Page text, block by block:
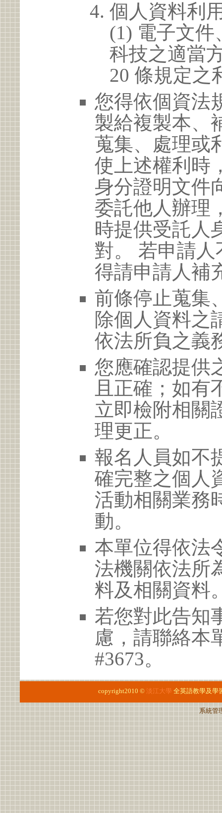
個人資料利
(1) 電子文
科技之適當
20 條規定之
您得依個資法
製給複製本、
蒐集、處理或
使上述權利時
身分證明文件
委託他人辦理
時提供受託人
對。 若申請
得請申請人補
前條停止蒐集
除個人資料之
依法所負之義
您應確認提供
且正確；如有
立即檢附相關
理更正。
報名人員如不
確完整之個人
活動相關業務
動。
本單位得依法
法機關依法所
料及相關資料
若您對此告知
慮，請聯絡本
#3673。
copyright2010 © 淡江大學 全英語教學及學
系統管